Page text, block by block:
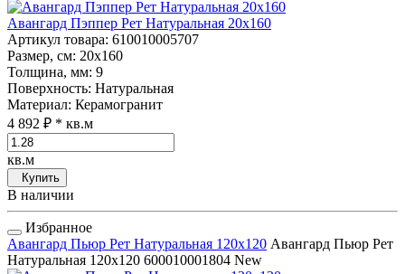
Авангард Пэппер Рет Натуральная 20x160
Артикул товара: 610010005707
Размер, см: 20x160
Толщина, мм: 9
Поверхность: Натуральная
Материал: Керамогранит
4 892 ₽ * кв.м
кв.м
Купить
В наличии
Избранное
Авангард Пьюр Рет Натуральная 120x120 Авангард Пьюр Рет
Натуральная 120x120 600010001804 New